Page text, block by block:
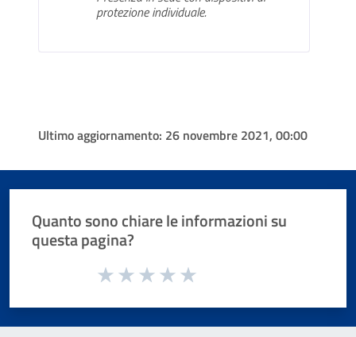
protezione individuale.
Ultimo aggiornamento: 26 novembre 2021, 00:00
Quanto sono chiare le informazioni su
questa pagina?
Valuta da 1 a 5 stelle la pagina